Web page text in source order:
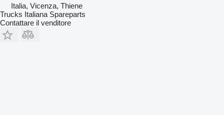
Italia, Vicenza, Thiene
Trucks Italiana Spareparts
Contattare il venditore